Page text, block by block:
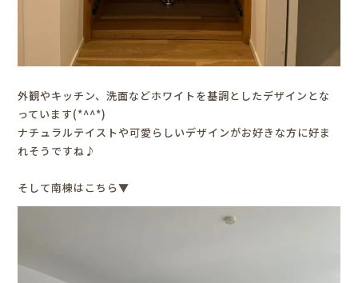
外観やキッチン、洗面などホワイトを基調としたデザインとな
っています(*^^*)
ナチュラルテイストや可愛らしいデザインがお好きな方に好ま
れそうですね♪
そして南棟はこちら▼